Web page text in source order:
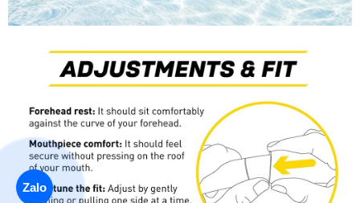
Zalo